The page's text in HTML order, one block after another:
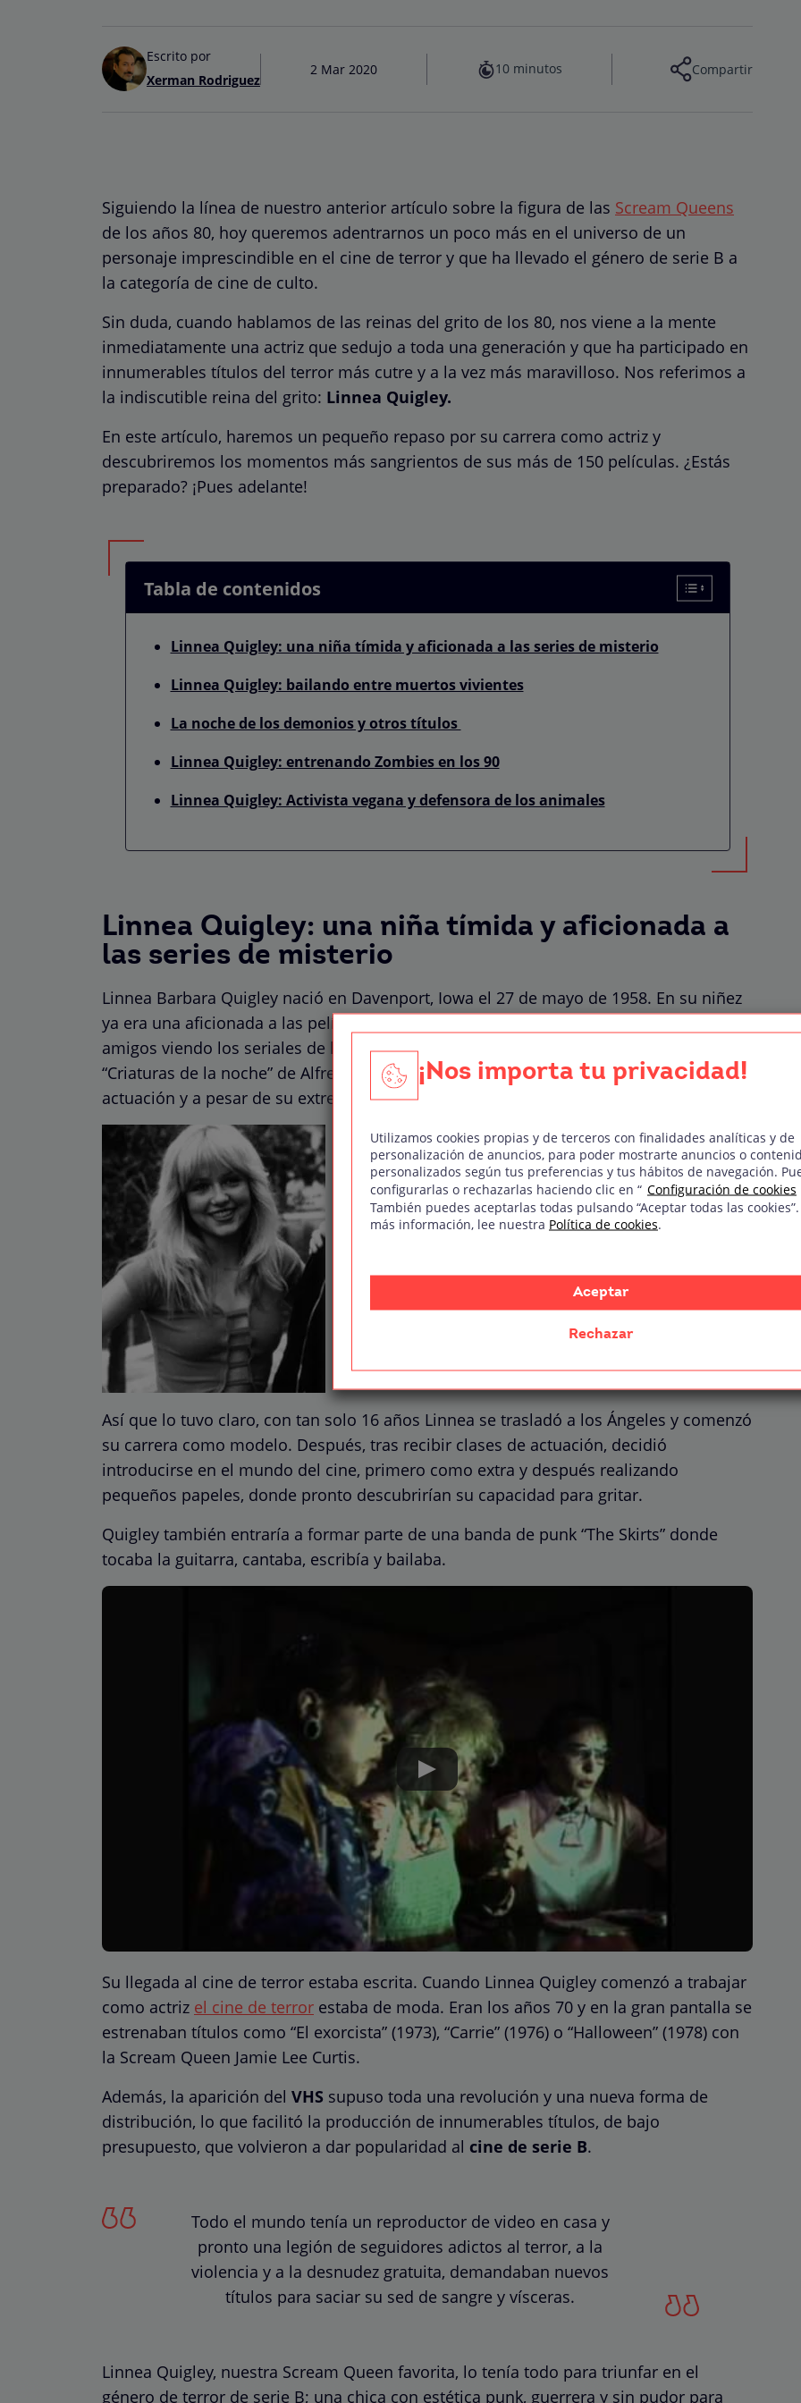
Escrito por
Xerman Rodriguez
2 Mar 2020 10 minutos Compartir
Siguiendo la línea de nuestro anterior artículo sobre la figura de las Scream Queens
de los años 80, hoy queremos adentrarnos un poco más en el universo de un
personaje imprescindible en el cine de terror y que ha llevado el género de serie B a
la categoría de cine de culto.
Sin duda, cuando hablamos de las reinas del grito de los 80, nos viene a la mente
inmediatamente una actriz que sedujo a toda una generación y que ha participado en
innumerables títulos del terror más cutre y a la vez más maravilloso. Nos referimos a
la indiscutible reina del grito: Linnea Quigley.
En este artículo, haremos un pequeño repaso por su carrera como actriz y
descubriremos los momentos más sangrientos de sus más de 150 películas. ¿Estás
preparado? ¡Pues adelante!
Tabla de contenidos
Linnea Quigley: una niña tímida y aficionada a las series de misterio
Linnea Quigley: bailando entre muertos vivientes
La noche de los demonios y otros títulos
Linnea Quigley: entrenando Zombies en los 90
Linnea Quigley: Activista vegana y defensora de los animales
Linnea Quigley: una niña tímida y aficionada a
las series de misterio
Linnea Barbara Quigley nació en Davenport, Iowa el 27 de mayo de 1958. En su niñez
ya era una aficionada a las películas y series de misterio. Quigley disfrutaba con sus
amigos viendo los seriales de la época: “Twilight Zone” (En los límites de la realidad) y
“Criaturas de la noche” de Alfred Hitchcock. También mostraba interés por la
actuación y a pesar de su extremada timidez, soñaba con ser modelo y actriz.
Así que lo tuvo claro, con tan solo 16 años Linnea se trasladó a los Ángeles y comenzó
su carrera como modelo. Después, tras recibir clases de actuación, decidió
introducirse en el mundo del cine, primero como extra y después realizando
pequeños papeles, donde pronto descubrirían su capacidad para gritar.
Quigley también entraría a formar parte de una banda de punk “The Skirts” donde
tocaba la guitarra, cantaba, escribía y bailaba.
Su llegada al cine de terror estaba escrita. Cuando Linnea Quigley comenzó a trabajar
como actriz el cine de terror estaba de moda. Eran los años 70 y en la gran pantalla se
estrenaban títulos como “El exorcista” (1973), “Carrie” (1976) o “Halloween” (1978) con
la Scream Queen Jamie Lee Curtis.
Además, la aparición del VHS supuso toda una revolución y una nueva forma de
distribución, lo que facilitó la producción de innumerables títulos, de bajo
presupuesto, que volvieron a dar popularidad al cine de serie B.
Todo el mundo tenía un reproductor de video en casa y
pronto una legión de seguidores adictos al terror, a la
violencia y a la desnudez gratuita, demandaban nuevos
títulos para saciar su sed de sangre y vísceras.
Linnea Quigley, nuestra Scream Queen favorita, lo tenía todo para triunfar en el
género de terror de serie B; una chica con estética punk, guerrera y sin pudor para
¡Nos importa tu privacidad!
Utilizamos cookies propias y de terceros con finalidades analíticas y de
personalización de anuncios, para poder mostrarte anuncios o
personalizados según tus preferencias y tus hábitos de navegación.
configurarlas o rechazarlas haciendo clic en “ Configuración de cookies
También puedes aceptarlas todas pulsando “Aceptar todas las
más información, lee nuestra Política de cookies.
Aceptar
Rechazar